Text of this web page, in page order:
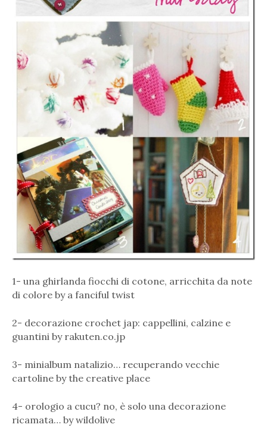
1- una ghirlanda fiocchi di cotone, arricchita da note
di colore by a fanciful twist
2- decorazione crochet jap: cappellini, calzine e
guantini by rakuten.co.jp
3- minialbum natalizio… recuperando vecchie
cartoline by the creative place
4- orologio a cucu? no, è solo una decorazione
ricamata… by wildolive